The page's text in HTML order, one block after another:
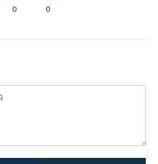
0 0